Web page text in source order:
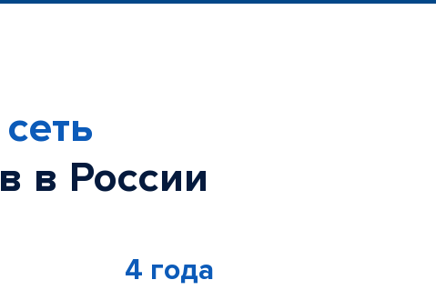
в России
4 года